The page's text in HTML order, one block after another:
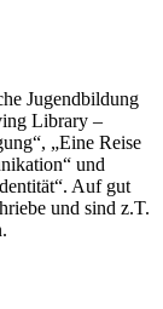
Jugendbildung
Library –
„Eine Reise
und
Auf gut
und sind z.T.